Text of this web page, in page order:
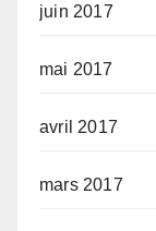
juin 2017
mai 2017
avril 2017
mars 2017